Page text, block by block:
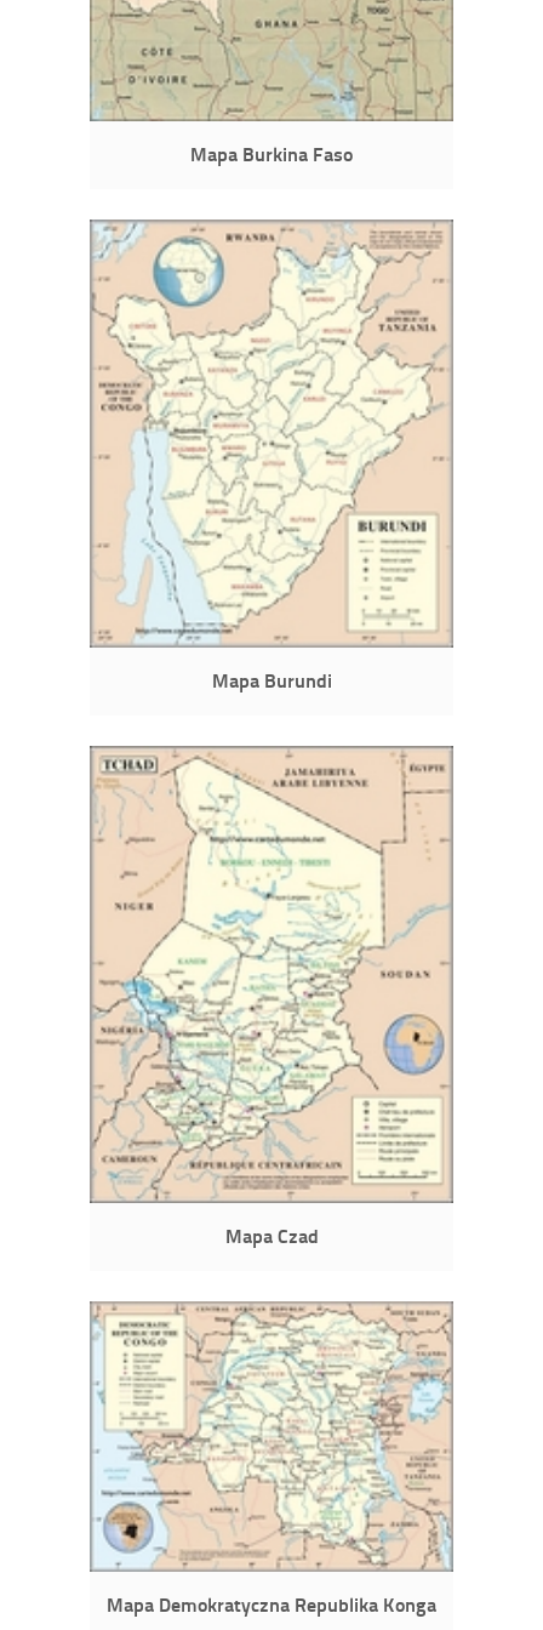
Mapa Burkina Faso
Mapa Burundi
Mapa Czad
Mapa Demokratyczna Republika Konga